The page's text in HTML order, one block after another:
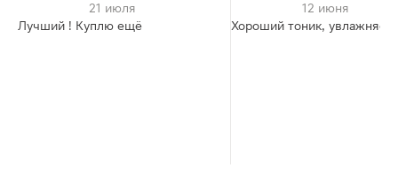
21 июля
Лучший ! Куплю ещё
12 июня
Хороший тоник, увлажняет